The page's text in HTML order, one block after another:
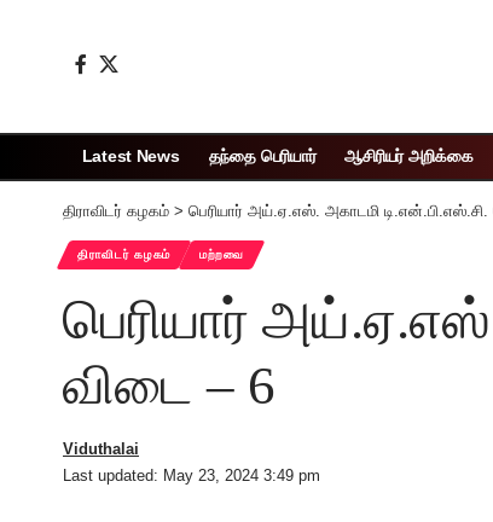
Latest News தந்தை பெரியார் ஆசிரியர் அறிக்கை
திராவிடர் கழகம் > பெரியார் அய்.ஏ.எஸ். அகாடமி டி.என்.பி.எஸ்.சி.
திராவிடர் கழகம் மற்றவை
பெரியார் அய்.ஏ.எஸ்.
விடை – 6
Last updated: May 23, 2024 3:49 pm
Viduthalai